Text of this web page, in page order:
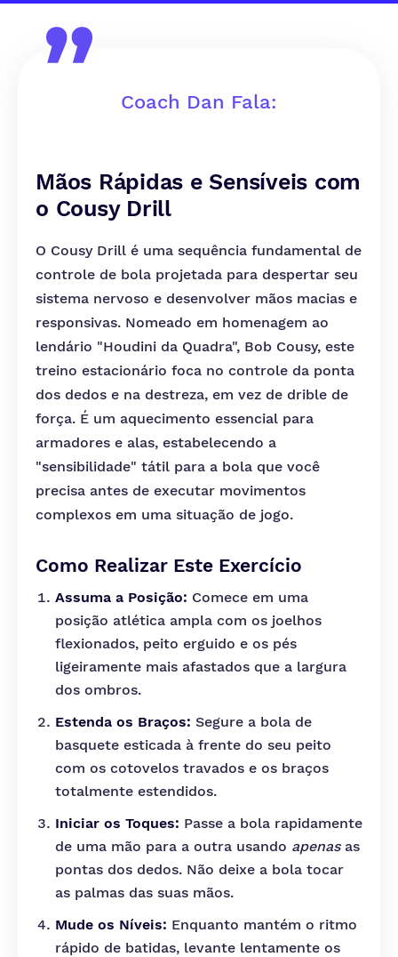
Coach Dan Fala:
Mãos Rápidas e Sensíveis com
o Cousy Drill
O Cousy Drill é uma sequência fundamental de
controle de bola projetada para despertar seu
sistema nervoso e desenvolver mãos macias e
responsivas. Nomeado em homenagem ao
lendário "Houdini da Quadra", Bob Cousy, este
treino estacionário foca no controle da ponta
dos dedos e na destreza, em vez de drible de
força. É um aquecimento essencial para
armadores e alas, estabelecendo a
"sensibilidade" tátil para a bola que você
precisa antes de executar movimentos
complexos em uma situação de jogo.
Como Realizar Este Exercício
Assuma a Posição: Comece em uma
posição atlética ampla com os joelhos
flexionados, peito erguido e os pés
ligeiramente mais afastados que a largura
dos ombros.
Estenda os Braços: Segure a bola de
basquete esticada à frente do seu peito
com os cotovelos travados e os braços
totalmente estendidos.
Iniciar os Toques: Passe a bola rapidamente
de uma mão para a outra usando apenasas
pontas dos dedos. Não deixe a bola tocar
as palmas das suas mãos.
Mude os Níveis: Enquanto mantém o ritmo
rápido de batidas, levante lentamente os